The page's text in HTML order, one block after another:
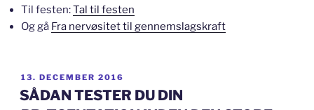
Til festen:Tal til festen
Og gå Fra nervøsitet til gennemslagskraft
UDGIVET
DEN
13. DECEMBER 2016
SÅDAN TESTER DU DIN